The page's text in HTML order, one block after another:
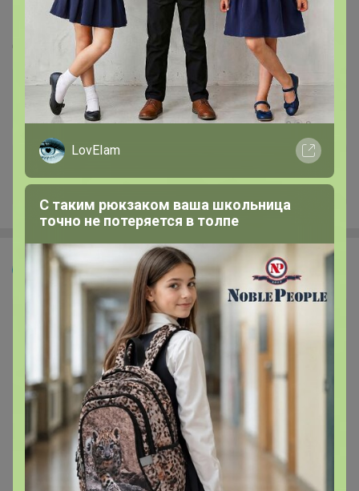
Большая распродажа! Спортивные сумки и
органайзеры
Стоп 11 августа
+901
МИНЬКА
LovEIam
С таким рюкзаком ваша школьница
точно не потеряется в толпе